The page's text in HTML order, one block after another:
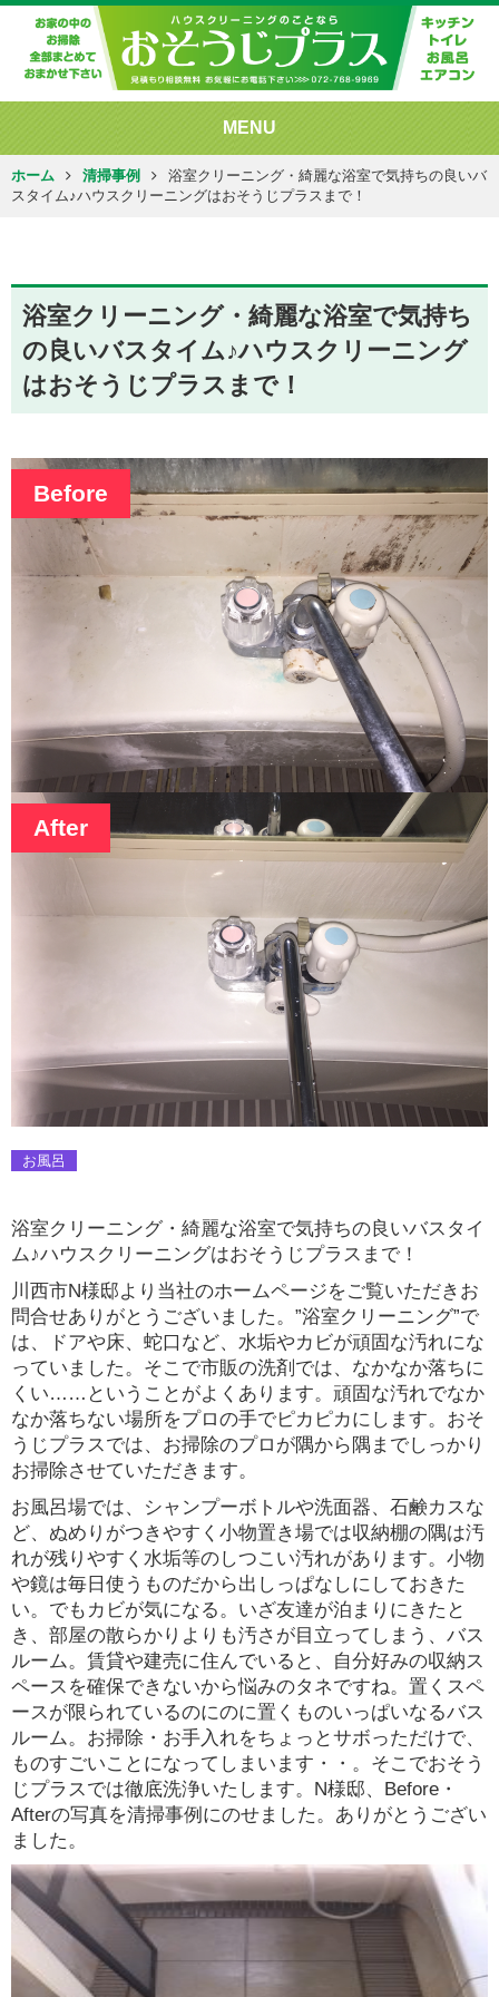
MENU
ホーム 清掃事例
浴室クリーニング・綺麗な浴室で気持ちの良いバ
スタイム♪ハウスクリーニングはおそうじプラスまで！
浴室クリーニング・綺麗な浴室で気持ち
の良いバスタイム♪ハウスクリーニング
はおそうじプラスまで！
Before
After
お風呂
浴室クリーニング・綺麗な浴室で気持ちの良いバスタイ
ム♪ハウスクリーニングはおそうじプラスまで！
川西市N様邸より当社のホームページをご覧いただきお
問合せありがとうございました。”浴室クリーニング”で
は、ドアや床、蛇口など、水垢やカビが頑固な汚れにな
っていました。そこで市販の洗剤では、なかなか落ちに
くい……ということがよくあります。頑固な汚れでなか
なか落ちない場所をプロの手でピカピカにします。おそ
うじプラスでは、お掃除のプロが隅から隅までしっかり
お掃除させていただきます。
お風呂場では、シャンプーボトルや洗面器、石鹸カスな
ど、ぬめりがつきやすく小物置き場では収納棚の隅は汚
れが残りやすく水垢等のしつこい汚れがあります。小物
や鏡は毎日使うものだから出しっぱなしにしておきた
い。でもカビが気になる。いざ友達が泊まりにきたと
き、部屋の散らかりよりも汚さが目立ってしまう、バス
ルーム。賃貸や建売に住んでいると、自分好みの収納ス
ペースを確保できないから悩みのタネですね。置くスペ
ースが限られているのにのに置くものいっぱいなるバス
ルーム。お掃除・お手入れをちょっとサボっただけで、
ものすごいことになってしまいます・・。そこでおそう
じプラスでは徹底洗浄いたします。N様邸、Before・
Afterの写真を清掃事例にのせました。ありがとうござい
ました。